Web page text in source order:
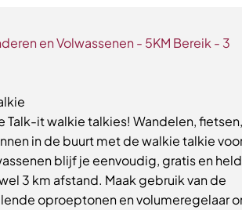
en Volwassenen - 5KM Bereik - 3
Talk-it walkie talkies! Wandelen, fietsen,
in de buurt met de walkie talkie
blijf je eenvoudig, gratis en
3 km afstand. Maak gebruik van de
oproeptonen en volumeregelaar